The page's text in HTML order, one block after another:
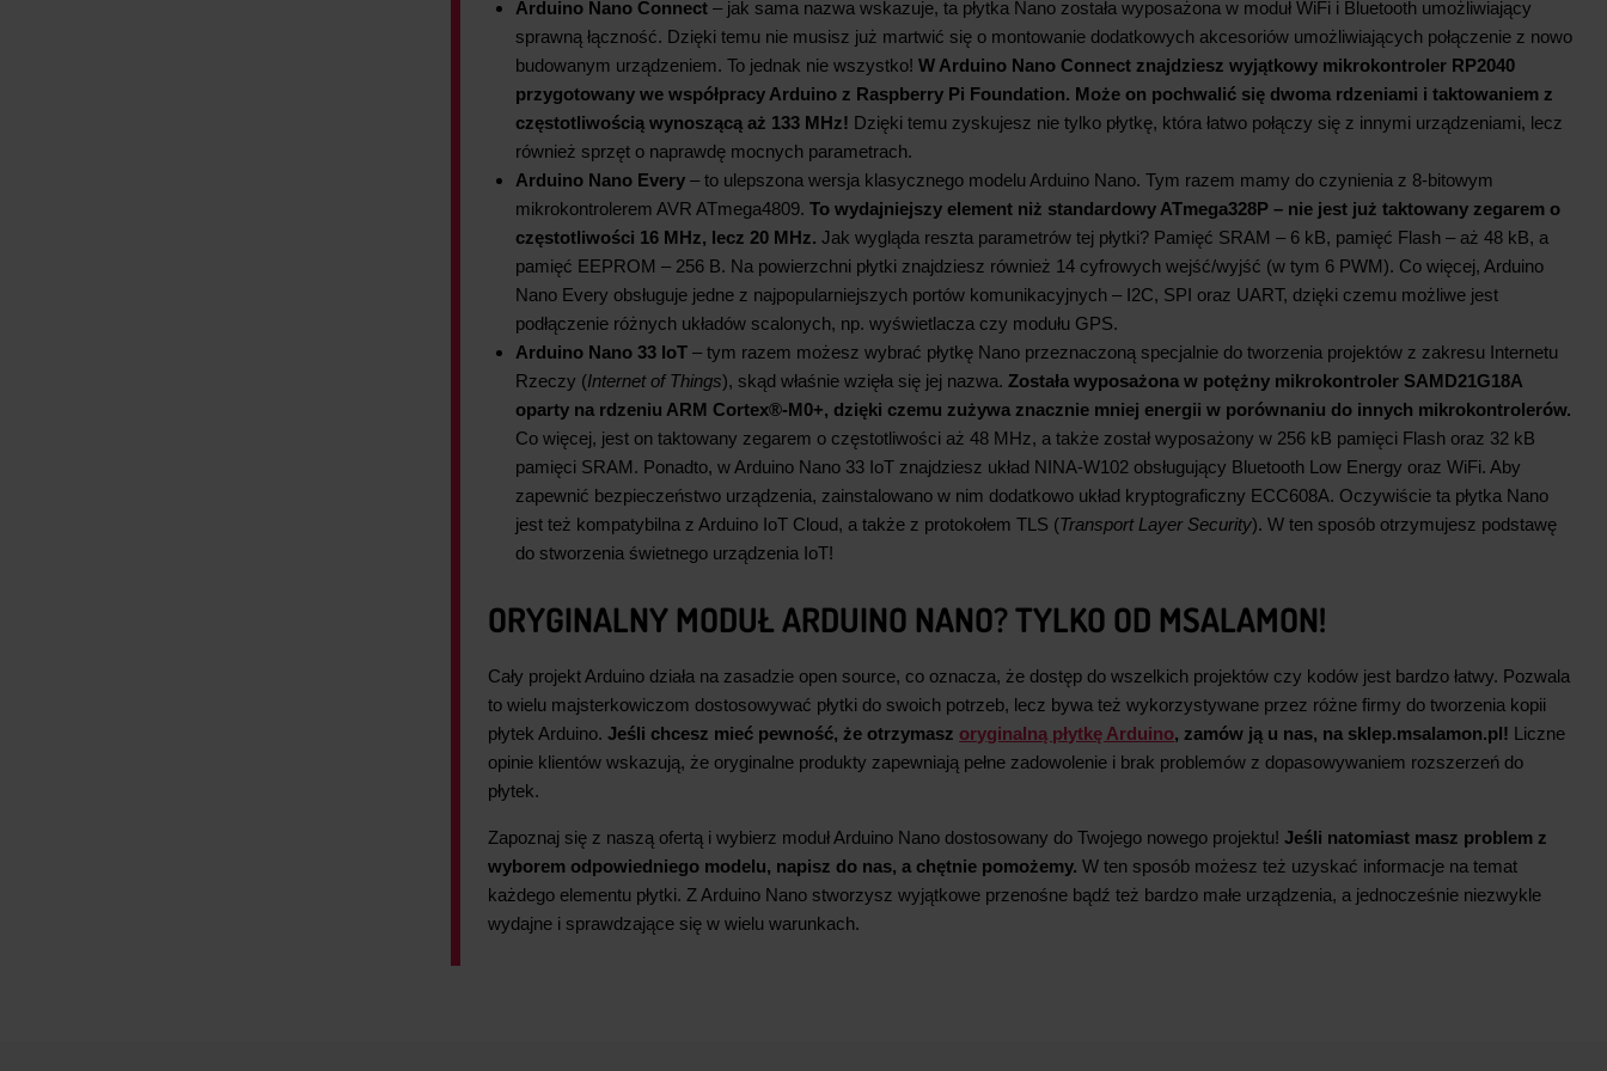
Arduino Nano Connect– jak sama nazwa wskazuje, ta płytka Nano została wyposażona w moduł WiFi i Bluetooth umożliwiający
sprawną łączność. Dzięki temu nie musisz już martwić się o montowanie dodatkowych akcesoriów umożliwiających połączenie z nowo
budowanym urządzeniem. To jednak nie wszystko! W Arduino Nano Connect znajdziesz wyjątkowy mikrokontroler RP2040
przygotowany we współpracy Arduino z Raspberry Pi Foundation. Może on pochwalić się dwoma rdzeniami i taktowaniem z
częstotliwością wynoszącą aż 133 MHz! Dzięki temu zyskujesz nie tylko płytkę, która łatwo połączy się z innymi urządzeniami, lecz
również sprzęt o naprawdę mocnych parametrach.
Arduino Nano Every– to ulepszona wersja klasycznego modelu Arduino Nano. Tym razem mamy do czynienia z 8-bitowym
mikrokontrolerem AVR ATmega4809. To wydajniejszy element niż standardowy ATmega328P – nie jest już taktowany zegarem o
częstotliwości 16 MHz, lecz 20 MHz. Jak wygląda reszta parametrów tej płytki? Pamięć SRAM – 6 kB, pamięć Flash – aż 48 kB, a
pamięć EEPROM – 256 B. Na powierzchni płytki znajdziesz również 14 cyfrowych wejść/wyjść (w tym 6 PWM). Co więcej, Arduino
Nano Every obsługuje jedne z najpopularniejszych portów komunikacyjnych – I2C, SPI oraz UART, dzięki czemu możliwe jest
podłączenie różnych układów scalonych, np. wyświetlacza czy modułu GPS.
Arduino Nano 33 IoT – tym razem możesz wybrać płytkę Nano przeznaczoną specjalnie do tworzenia projektów z zakresu Internetu
Rzeczy (Internet of Things), skąd właśnie wzięła się jej nazwa. Została wyposażona w potężny mikrokontroler SAMD21G18A
oparty na rdzeniu ARM Cortex®-M0+, dzięki czemu zużywa znacznie mniej energii w porównaniu do innych mikrokontrolerów.
Co więcej, jest on taktowany zegarem o częstotliwości aż 48 MHz, a także został wyposażony w 256 kB pamięci Flash oraz 32 kB
pamięci SRAM. Ponadto, w Arduino Nano 33 IoT znajdziesz układ NINA-W102 obsługujący Bluetooth Low Energy oraz WiFi. Aby
zapewnić bezpieczeństwo urządzenia, zainstalowano w nim dodatkowo układ kryptograficzny ECC608A. Oczywiście ta płytka Nano
jest też kompatybilna z Arduino IoT Cloud, a także z protokołem TLS (Transport Layer Security). W ten sposób otrzymujesz podstawę
do stworzenia świetnego urządzenia IoT!
ORYGINALNY MODUŁ ARDUINO NANO? TYLKO OD MSALAMON!
Cały projekt Arduino działa na zasadzie open source, co oznacza, że dostęp do wszelkich projektów czy kodów jest bardzo łatwy. Pozwala
to wielu majsterkowiczom dostosowywać płytki do swoich potrzeb, lecz bywa też wykorzystywane przez różne firmy do tworzenia kopii
płytek Arduino.Jeśli chcesz mieć pewność, że otrzymasz oryginalną płytkę Arduino, zamów ją u nas, na sklep.msalamon.pl! Liczne
opinie klientów wskazują, że oryginalne produkty zapewniają pełne zadowolenie i brak problemów z dopasowywaniem rozszerzeń do
płytek.
Zapoznaj się z naszą ofertą i wybierz moduł Arduino Nano dostosowany do Twojego nowego projektu!Jeśli natomiast masz problem z
wyborem odpowiedniego modelu, napisz do nas, a chętnie pomożemy.W ten sposób możesz też uzyskać informacje na temat
każdego elementu płytki. Z Arduino Nano stworzysz wyjątkowe przenośne bądź też bardzo małe urządzenia, a jednocześnie niezwykle
wydajne i sprawdzające się w wielu warunkach.